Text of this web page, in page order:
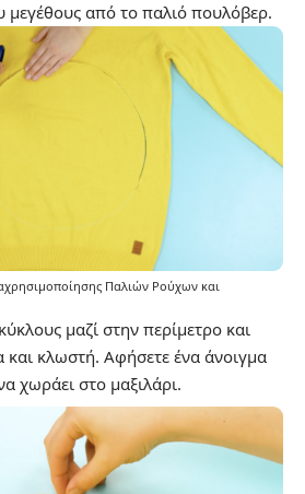
μεγέθους από το παλιό πουλόβερ.
Παλιών Ρούχων και
μαζί στην περίμετρο και
και κλωστή. Αφήσετε ένα άνοιγμα
χωράει στο μαξιλάρι.